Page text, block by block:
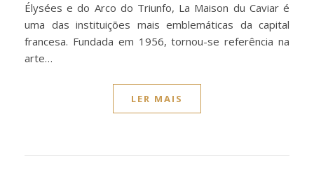
Élysées e do Arco do Triunfo, La Maison du Caviar é
uma das instituições mais emblemáticas da capital
francesa. Fundada em 1956, tornou-se referência na
arte…
LER MAIS